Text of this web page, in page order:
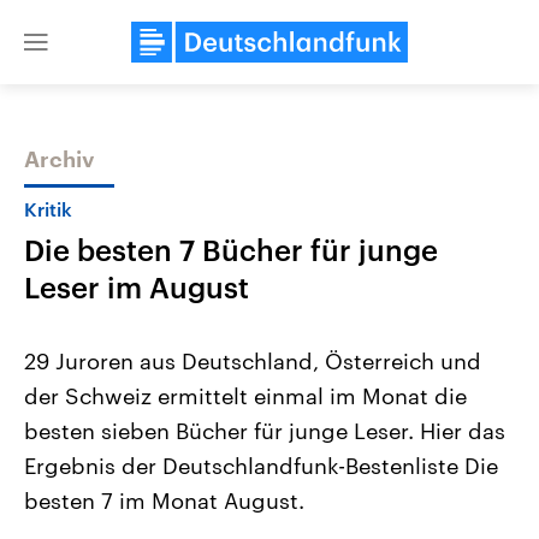
Close
Themen
Landtagswahl Sachsen-Anhalt
2026
Alle Informationen
Sachsen-Anhalt wählt am 6.
September 2026 einen neuen
Landtag. Seit 2021 wird das
USA
Aktuelle Beiträge,
Hintergründe
Wirtschaftlich und
Archiv
Kritik
Die besten 7 Bücher für junge
Leser im August
29 Juroren aus Deutschland, Österreich und
der Schweiz ermittelt einmal im Monat die
besten sieben Bücher für junge Leser. Hier das
Ergebnis der Deutschlandfunk-Bestenliste Die
besten 7 im Monat August.